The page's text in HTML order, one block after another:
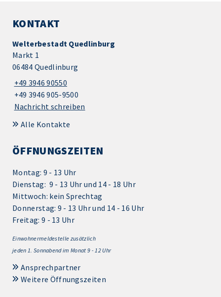
KONTAKT
Welterbestadt Quedlinburg
Markt 1
06484 Quedlinburg
+49 3946 90550
+49 3946 905-9500
Nachricht schreiben
Alle Kontakte
ÖFFNUNGSZEITEN
Montag: 9 - 13 Uhr
Dienstag: 9 - 13 Uhr und 14 - 18 Uhr
Mittwoch: kein Sprechtag
Donnerstag: 9 - 13 Uhr und 14 - 16 Uhr
Freitag: 9 - 13 Uhr
Einwohnermeldestelle zusätzlich
jeden 1. Sonnabend im Monat 9 - 12 Uhr
Ansprechpartner
Weitere Öffnungszeiten